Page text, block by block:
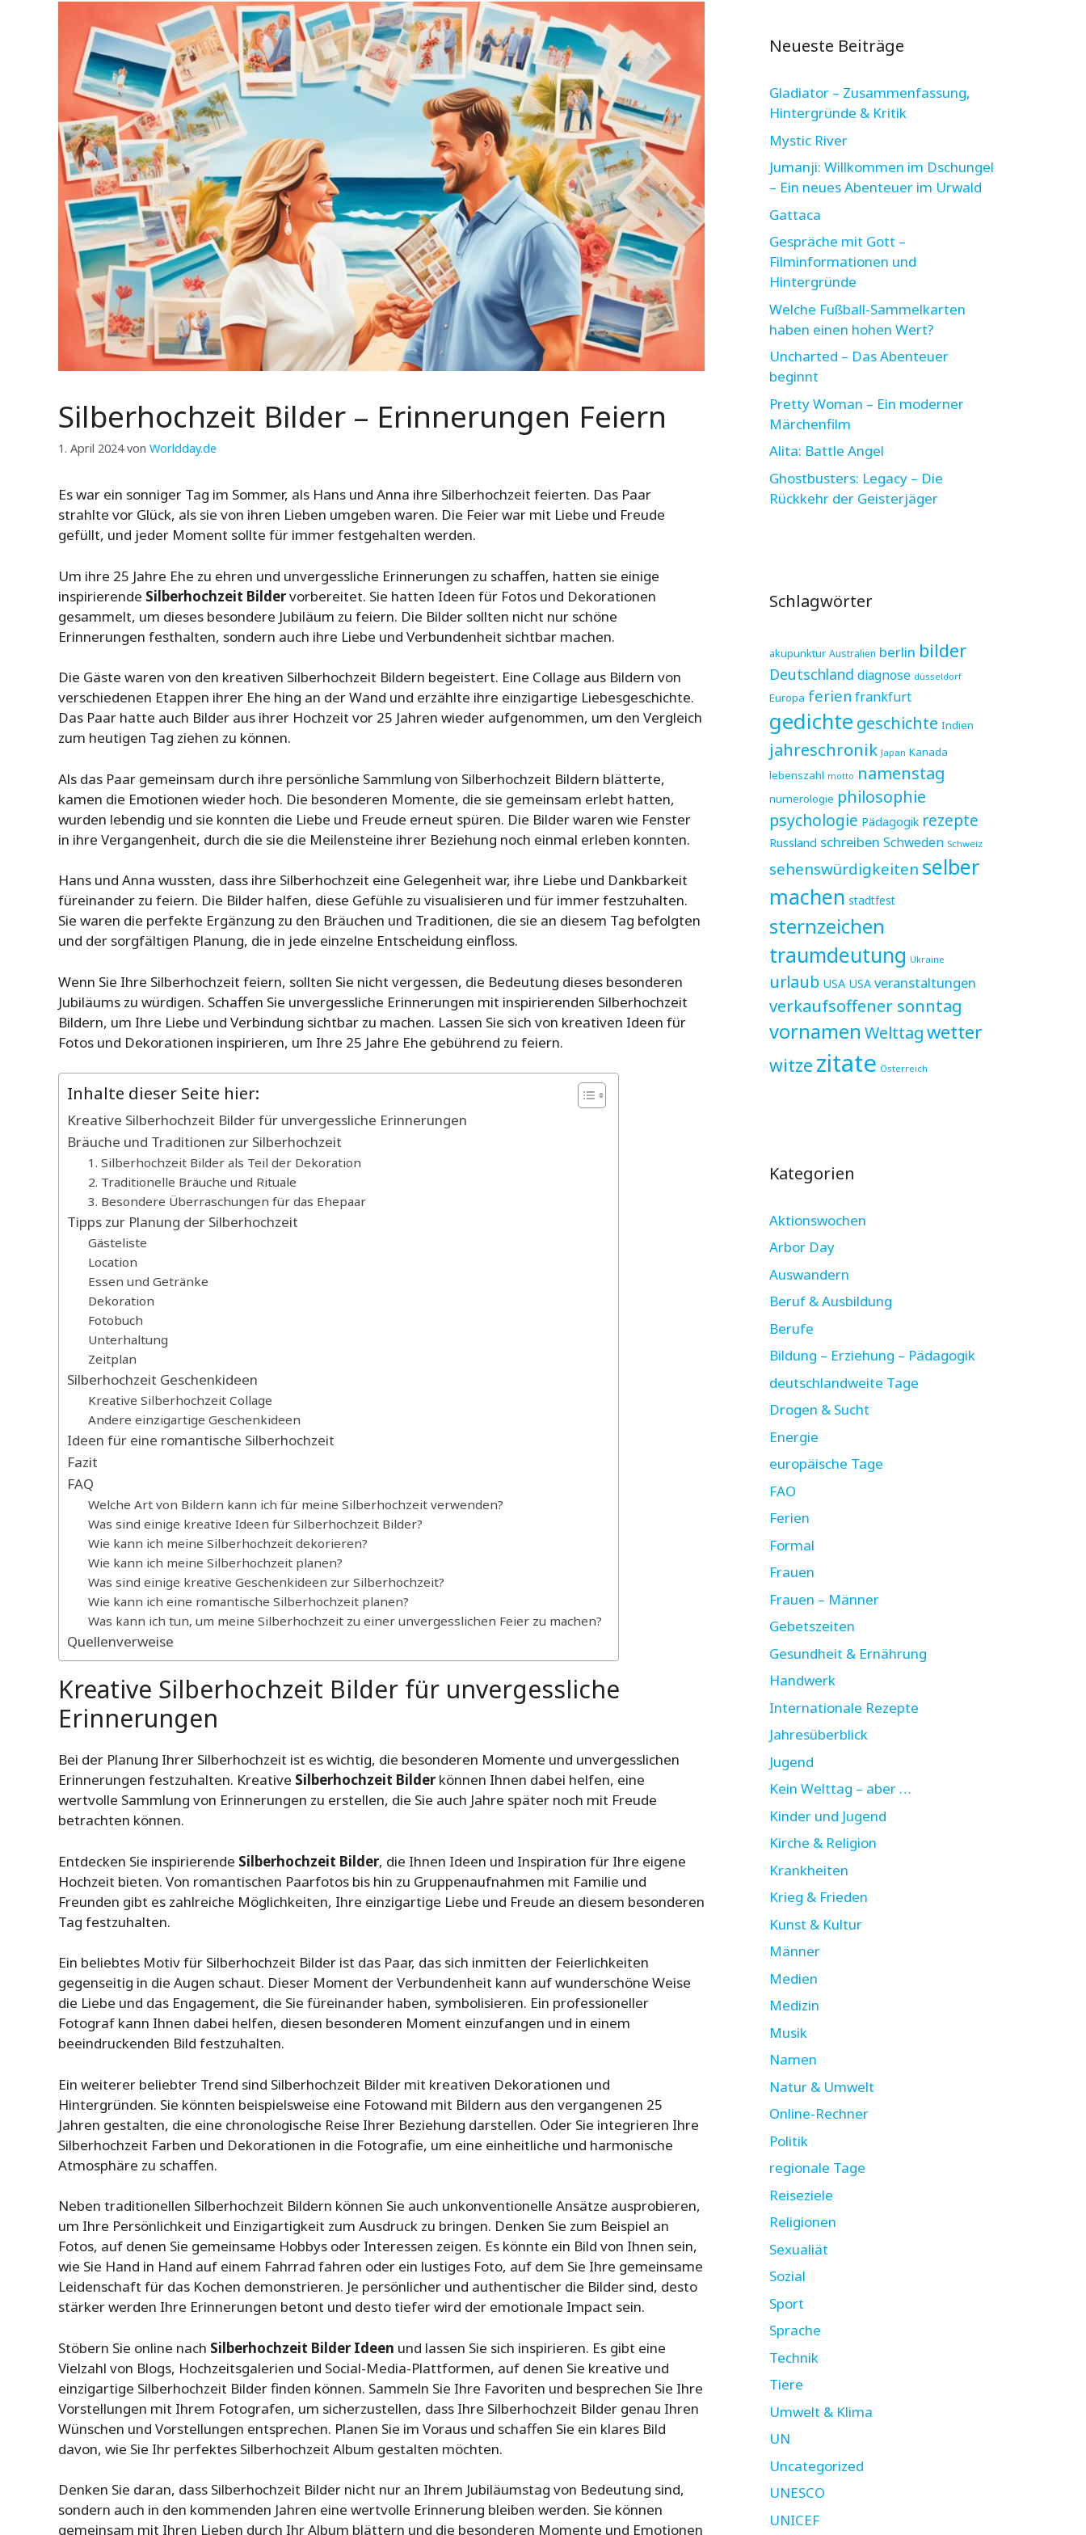
Silberhochzeit Bilder – Erinnerungen Feiern
1. April 2024 von Worldday.de
Es war ein sonniger Tag im Sommer, als Hans und Anna ihre Silberhochzeit feierten. Das Paar
strahlte vor Glück, als sie von ihren Lieben umgeben waren. Die Feier war mit Liebe und Freude
gefüllt, und jeder Moment sollte für immer festgehalten werden.
Um ihre 25 Jahre Ehe zu ehren und unvergessliche Erinnerungen zu schaffen, hatten sie einige
inspirierende Silberhochzeit Bildervorbereitet. Sie hatten Ideen für Fotos und Dekorationen
gesammelt, um dieses besondere Jubiläum zu feiern. Die Bilder sollten nicht nur schöne
Erinnerungen festhalten, sondern auch ihre Liebe und Verbundenheit sichtbar machen.
Die Gäste waren von den kreativen Silberhochzeit Bildern begeistert. Eine Collage aus Bildern von
verschiedenen Etappen ihrer Ehe hing an der Wand und erzählte ihre einzigartige Liebesgeschichte.
Das Paar hatte auch Bilder aus ihrer Hochzeit vor 25 Jahren wieder aufgenommen, um den Vergleich
zum heutigen Tag ziehen zu können.
Als das Paar gemeinsam durch ihre persönliche Sammlung von Silberhochzeit Bildern blätterte,
kamen die Emotionen wieder hoch. Die besonderen Momente, die sie gemeinsam erlebt hatten,
wurden lebendig und sie konnten die Liebe und Freude erneut spüren. Die Bilder waren wie Fenster
in ihre Vergangenheit, durch die sie die Meilensteine ihrer Beziehung noch einmal erleben konnten.
Hans und Anna wussten, dass ihre Silberhochzeit eine Gelegenheit war, ihre Liebe und Dankbarkeit
füreinander zu feiern. Die Bilder halfen, diese Gefühle zu visualisieren und für immer festzuhalten.
Sie waren die perfekte Ergänzung zu den Bräuchen und Traditionen, die sie an diesem Tag befolgten
und der sorgfältigen Planung, die in jede einzelne Entscheidung einfloss.
Wenn Sie Ihre Silberhochzeit feiern, sollten Sie nicht vergessen, die Bedeutung dieses besonderen
Jubiläums zu würdigen. Schaffen Sie unvergessliche Erinnerungen mit inspirierenden Silberhochzeit
Bildern, um Ihre Liebe und Verbindung sichtbar zu machen. Lassen Sie sich von kreativen Ideen für
Fotos und Dekorationen inspirieren, um Ihre 25 Jahre Ehe gebührend zu feiern.
Inhalte dieser Seite hier:
Kreative Silberhochzeit Bilder für unvergessliche Erinnerungen
Bräuche und Traditionen zur Silberhochzeit
1. Silberhochzeit Bilder als Teil der Dekoration
2. Traditionelle Bräuche und Rituale
3. Besondere Überraschungen für das Ehepaar
Tipps zur Planung der Silberhochzeit
Gästeliste
Location
Essen und Getränke
Dekoration
Fotobuch
Unterhaltung
Zeitplan
Silberhochzeit Geschenkideen
Kreative Silberhochzeit Collage
Andere einzigartige Geschenkideen
Ideen für eine romantische Silberhochzeit
Fazit
FAQ
Welche Art von Bildern kann ich für meine Silberhochzeit verwenden?
Was sind einige kreative Ideen für Silberhochzeit Bilder?
Wie kann ich meine Silberhochzeit dekorieren?
Wie kann ich meine Silberhochzeit planen?
Was sind einige kreative Geschenkideen zur Silberhochzeit?
Wie kann ich eine romantische Silberhochzeit planen?
Was kann ich tun, um meine Silberhochzeit zu einer unvergesslichen Feier zu machen?
Quellenverweise
Kreative Silberhochzeit Bilder für unvergessliche
Erinnerungen
Bei der Planung Ihrer Silberhochzeit ist es wichtig, die besonderen Momente und unvergesslichen
Erinnerungen festzuhalten. Kreative Silberhochzeit Bilderkönnen Ihnen dabei helfen, eine
wertvolle Sammlung von Erinnerungen zu erstellen, die Sie auch Jahre später noch mit Freude
betrachten können.
Entdecken Sie inspirierende Silberhochzeit Bilder, die Ihnen Ideen und Inspiration für Ihre eigene
Hochzeit bieten. Von romantischen Paarfotos bis hin zu Gruppenaufnahmen mit Familie und
Freunden gibt es zahlreiche Möglichkeiten, Ihre einzigartige Liebe und Freude an diesem besonderen
Tag festzuhalten.
Ein beliebtes Motiv für Silberhochzeit Bilder ist das Paar, das sich inmitten der Feierlichkeiten
gegenseitig in die Augen schaut. Dieser Moment der Verbundenheit kann auf wunderschöne Weise
die Liebe und das Engagement, die Sie füreinander haben, symbolisieren. Ein professioneller
Fotograf kann Ihnen dabei helfen, diesen besonderen Moment einzufangen und in einem
beeindruckenden Bild festzuhalten.
Ein weiterer beliebter Trend sind Silberhochzeit Bilder mit kreativen Dekorationen und
Hintergründen. Sie könnten beispielsweise eine Fotowand mit Bildern aus den vergangenen 25
Jahren gestalten, die eine chronologische Reise Ihrer Beziehung darstellen. Oder Sie integrieren Ihre
Silberhochzeit Farben und Dekorationen in die Fotografie, um eine einheitliche und harmonische
Atmosphäre zu schaffen.
Neben traditionellen Silberhochzeit Bildern können Sie auch unkonventionelle Ansätze ausprobieren,
um Ihre Persönlichkeit und Einzigartigkeit zum Ausdruck zu bringen. Denken Sie zum Beispiel an
Fotos, auf denen Sie gemeinsame Hobbys oder Interessen zeigen. Es könnte ein Bild von Ihnen sein,
wie Sie Hand in Hand auf einem Fahrrad fahren oder ein lustiges Foto, auf dem Sie Ihre gemeinsame
Leidenschaft für das Kochen demonstrieren. Je persönlicher und authentischer die Bilder sind, desto
stärker werden Ihre Erinnerungen betont und desto tiefer wird der emotionale Impact sein.
Stöbern Sie online nach Silberhochzeit Bilder Ideen und lassen Sie sich inspirieren. Es gibt eine
Vielzahl von Blogs, Hochzeitsgalerien und Social-Media-Plattformen, auf denen Sie kreative und
einzigartige Silberhochzeit Bilder finden können. Sammeln Sie Ihre Favoriten und besprechen Sie Ihre
Vorstellungen mit Ihrem Fotografen, um sicherzustellen, dass Ihre Silberhochzeit Bilder genau Ihren
Wünschen und Vorstellungen entsprechen. Planen Sie im Voraus und schaffen Sie ein klares Bild
davon, wie Sie Ihr perfektes Silberhochzeit Album gestalten möchten.
Denken Sie daran, dass Silberhochzeit Bilder nicht nur an Ihrem Jubiläumstag von Bedeutung sind,
sondern auch in den kommenden Jahren eine wertvolle Erinnerung bleiben werden. Sie können
gemeinsam mit Ihren Lieben durch Ihr Album blättern und die besonderen Momente und Emotionen
Neueste Beiträge
Gladiator – Zusammenfassung,
Hintergründe & Kritik
Mystic River
Jumanji: Willkommen im Dschungel
– Ein neues Abenteuer im Urwald
Gattaca
Gespräche mit Gott –
Filminformationen und
Hintergründe
Welche Fußball-Sammelkarten
haben einen hohen Wert?
Uncharted – Das Abenteuer
beginnt
Pretty Woman – Ein moderner
Märchenfilm
Alita: Battle Angel
Ghostbusters: Legacy – Die
Rückkehr der Geisterjäger
Schlagwörter
akupunktur Australien berlin bilder
Deutschland diagnose düsseldorf
Europa ferien frankfurt
gedichte geschichte Indien
jahreschronik Japan Kanada
lebenszahl motto namenstag
numerologie philosophie
psychologie Pädagogik rezepte
Russland schreiben Schweden Schweiz
sehenswürdigkeiten selber
machen stadtfest
sternzeichen
traumdeutung Ukraine
urlaub USA USA veranstaltungen
verkaufsoffener sonntag
vornamen Welttagwetter
witze zitate Österreich
Kategorien
Aktionswochen
Arbor Day
Auswandern
Beruf & Ausbildung
Berufe
Bildung – Erziehung – Pädagogik
deutschlandweite Tage
Drogen & Sucht
Energie
europäische Tage
FAO
Ferien
Formal
Frauen
Frauen – Männer
Gebetszeiten
Gesundheit & Ernährung
Handwerk
Internationale Rezepte
Jahresüberblick
Jugend
Kein Welttag – aber …
Kinder und Jugend
Kirche & Religion
Krankheiten
Krieg & Frieden
Kunst & Kultur
Männer
Medien
Medizin
Musik
Namen
Natur & Umwelt
Online-Rechner
Politik
regionale Tage
Reiseziele
Religionen
Sexualiät
Sozial
Sport
Sprache
Technik
Tiere
Umwelt & Klima
UN
Uncategorized
UNESCO
UNICEF